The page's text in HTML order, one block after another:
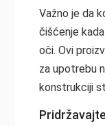
Važno je da
čišćenje
oči. Ovi
za upotrebu
konstrukciji